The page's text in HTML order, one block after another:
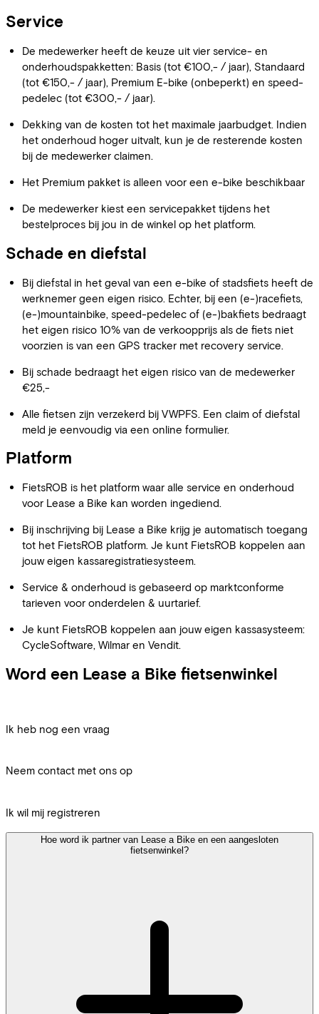
Service
De medewerker heeft de keuze uit vier service- en
onderhoudspakketten: Basis (tot €100,- / jaar), Standaard
(tot €150,- / jaar), Premium E-bike (onbeperkt) en speed-
pedelec (tot €300,- / jaar).
Dekking van de kosten tot het maximale jaarbudget. Indien
het onderhoud hoger uitvalt, kun je de resterende kosten
bij de medewerker claimen.
Het Premium pakket is alleen voor een e-bike beschikbaar
De medewerker kiest een servicepakket tijdens het
bestelproces bij jou in de winkel op het platform.
Schade en diefstal
Bij diefstal in het geval van een e-bike of stadsfiets heeft de
werknemer geen eigen risico. Echter, bij een (e-)racefiets,
(e-)mountainbike, speed-pedelec of (e-)bakfiets bedraagt
het eigen risico 10% van de verkoopprijs als de fiets niet
voorzien is van een GPS tracker met recovery service.
Bij schade bedraagt ​​het eigen risico van de medewerker
€25,-
Alle fietsen zijn verzekerd bij VWPFS. Een claim of diefstal
meld je eenvoudig via een online formulier.
Platform
FietsROB is het platform waar alle service en onderhoud
voor Lease a Bike kan worden ingediend.
Bij inschrijving bij Lease a Bike krijg je automatisch toegang
tot het FietsROB platform. Je kunt FietsROB koppelen aan
jouw eigen kassaregistratiesysteem.
Service & onderhoud is gebaseerd op marktconforme
tarieven voor onderdelen & uurtarief.
Je kunt FietsROB koppelen aan jouw eigen kassasysteem:
CycleSoftware, Wilmar en Vendit.
Word een Lease a Bike fietsenwinkel
Ik heb nog een vraag
Neem contact met ons op
Ik wil mij registreren
Hoe word ik partner van Lease a Bike en een aangesloten
fietsenwinkel?